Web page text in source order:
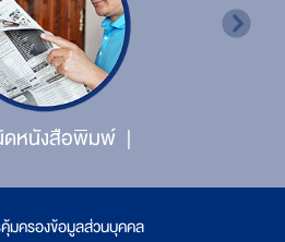
ดหนังสือพิมพ์
มครองข้อมูลส่วนบุคคล